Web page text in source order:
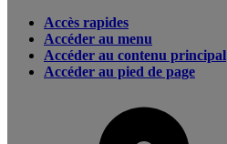
Accès rapides
Accéder au menu
Accéder au contenu principal
Accéder au pied de page